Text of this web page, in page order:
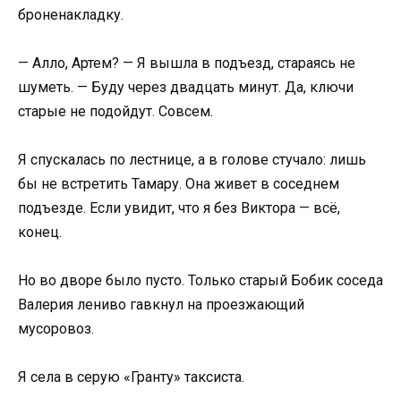
броненакладку.
— Алло, Артем? — Я вышла в подъезд, стараясь не
шуметь. — Буду через двадцать минут. Да, ключи
старые не подойдут. Совсем.
Я спускалась по лестнице, а в голове стучало: лишь
бы не встретить Тамару. Она живет в соседнем
подъезде. Если увидит, что я без Виктора — всё,
конец.
Но во дворе было пусто. Только старый Бобик соседа
Валерия лениво гавкнул на проезжающий
мусоровоз.
Я села в серую «Гранту» таксиста.